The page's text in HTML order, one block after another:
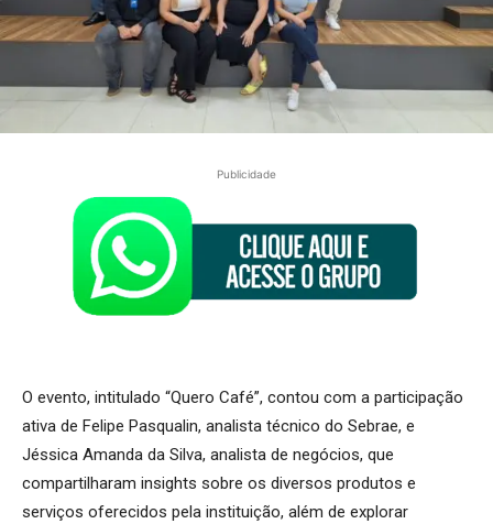
Publicidade
O evento, intitulado “Quero Café”, contou com a participação
ativa de Felipe Pasqualin, analista técnico do Sebrae, e
Jéssica Amanda da Silva, analista de negócios, que
compartilharam insights sobre os diversos produtos e
serviços oferecidos pela instituição, além de explorar